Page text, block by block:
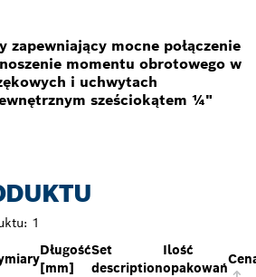
zapewniający mocne połączenie
momentu obrotowego w
i uchwytach
sześciokątem ¼"
1
Długość
[mm]
Set
description
Ilość
opakowań